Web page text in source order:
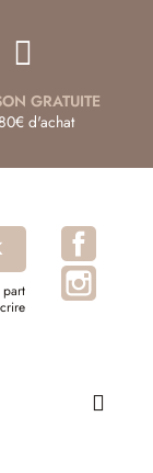
GRATUITE
d'achat